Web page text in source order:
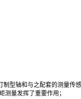
型轴和与之配套的测量传
量发挥了重要作用；